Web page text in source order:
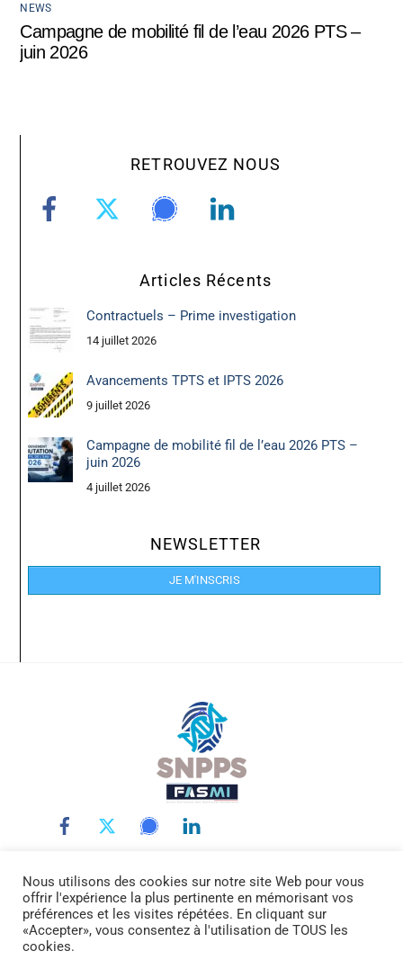
NEWS
Campagne de mobilité fil de l’eau 2026 PTS –
juin 2026
RETROUVEZ NOUS
Articles Récents
Contractuels – Prime investigation
14 juillet 2026
Avancements TPTS et IPTS 2026
9 juillet 2026
Campagne de mobilité fil de l’eau 2026 PTS –
juin 2026
4 juillet 2026
NEWSLETTER
JE M'INSCRIS
Back
To
Top
LE SNPPS INTERLOCUTEURS LA POLICE SCIENTIFIQUE
LA FASMI RÉMUNÉRATIONS ACTUALITÉ DOCUMENTATION
CONTACTEZ-NOUS
Nous utilisons des cookies sur notre site Web pour vous
offrir l'expérience la plus pertinente en mémorisant vos
préférences et les visites répétées. En cliquant sur
«Accepter», vous consentez à l'utilisation de TOUS les
cookies.